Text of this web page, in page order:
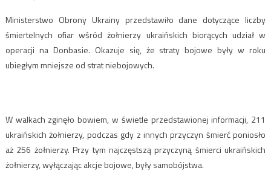
Ministerstwo Obrony Ukrainy przedstawiło dane dotyczące liczby
śmiertelnych ofiar wśród żołnierzy ukraińskich biorących udział w
operacji na Donbasie. Okazuje się, że straty bojowe były w roku
ubiegłym mniejsze od strat niebojowych.
W walkach zginęło bowiem, w świetle przedstawionej informacji, 211
ukraińskich żołnierzy, podczas gdy z innych przyczyn śmierć poniosło
aż 256 żołnierzy. Przy tym najczęstszą przyczyną śmierci ukraińskich
żołnierzy, wyłączając akcje bojowe, były samobójstwa.